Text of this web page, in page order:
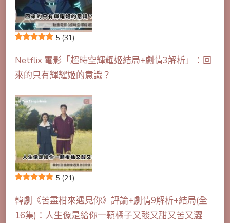
5 (31)
Netflix 電影「超時空輝耀姬結局+劇情3解析」：回
來的只有輝耀姬的意識？
5 (21)
韓劇《苦盡柑來遇見你》評論+劇情9解析+結局(全
16集)：人生像是給你一顆橘子又酸又甜又苦又澀